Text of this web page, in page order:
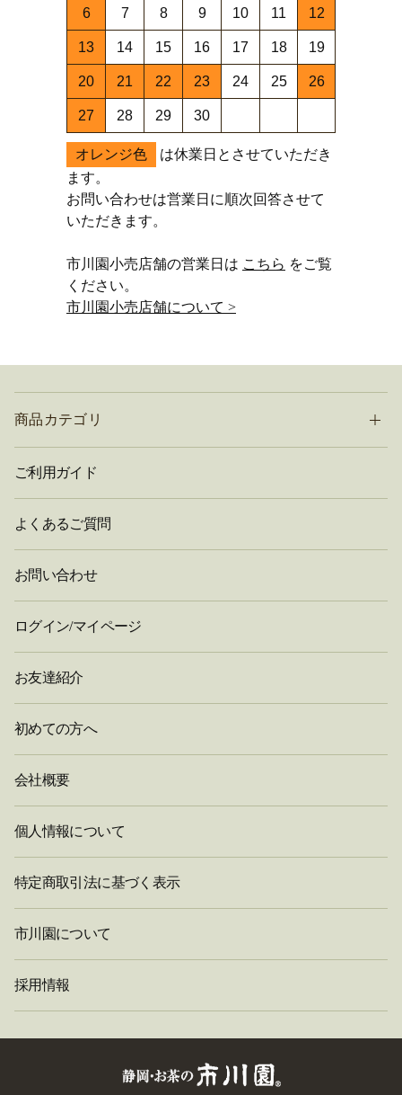
6 7 8 9 10 11 12
13 14 15 16 17 18 19
20 21 22 23 24 25 26
27 28 29 30
オレンジ色
は休業日とさせていただき
ます。
お問い合わせは営業日に順次回答させて
いただきます。
市川園小売店舗の営業日は こちら をご覧
ください。
市川園小売店舗について >
商品カテゴリ
ご利用ガイド
よくあるご質問
お問い合わせ
ログイン/マイページ
お友達紹介
初めての方へ
会社概要
個人情報について
特定商取引法に基づく表示
市川園について
採用情報